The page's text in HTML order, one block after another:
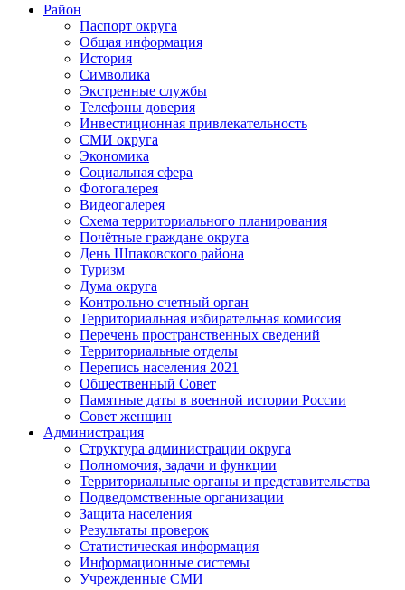
Район
Паспорт округа
Общая информация
История
Символика
Экстренные службы
Телефоны доверия
Инвестиционная привлекательность
СМИ округа
Экономика
Социальная сфера
Фотогалерея
Видеогалерея
Схема территориального планирования
Почётные граждане округа
День Шпаковского района
Туризм
Дума округа
Контрольно счетный орган
Территориальная избирательная комиссия
Перечень пространственных сведений
Территориальные отделы
Перепись населения 2021
Общественный Совет
Памятные даты в военной истории России
Совет женщин
Администрация
Структура администрации округа
Полномочия, задачи и функции
Территориальные органы и представительства
Подведомственные организации
Защита населения
Результаты проверок
Статистическая информация
Информационные системы
Учрежденные СМИ